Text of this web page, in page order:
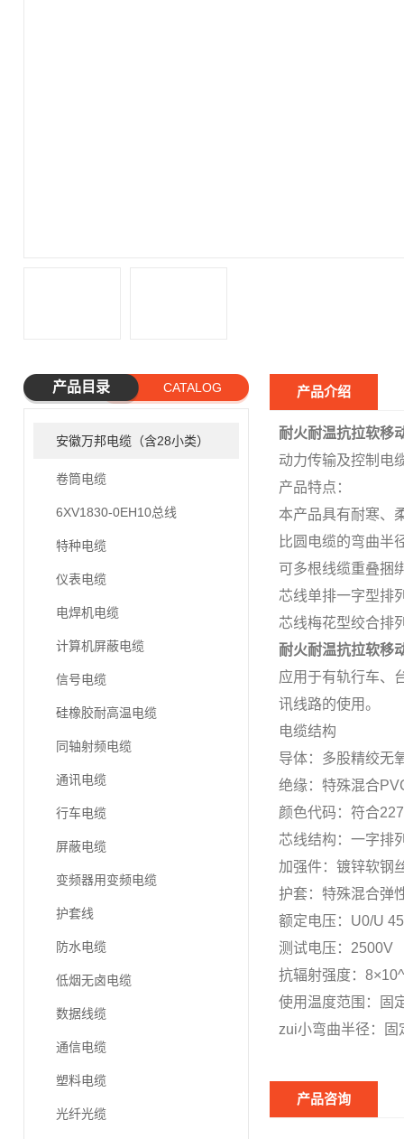
产品目录 CATALOG
安徽万邦电缆（含28小类）
卷筒电缆
6XV1830-0EH10总线
特种电缆
仪表电缆
电焊机电缆
计算机屏蔽电缆
信号电缆
硅橡胶耐高温电缆
同轴射频电缆
通讯电缆
行车电缆
屏蔽电缆
变频器用变频电缆
护套线
防水电缆
低烟无卤电缆
数据线缆
通信电缆
塑料电缆
光纤光缆
产品介绍
耐火耐温抗拉软移
动力传输及控制电
产品特点：
本产品具有耐寒、
比圆电缆的弯曲半
可多根线缆重叠捆
芯线单排一字型排
芯线梅花型绞合排
耐火耐温抗拉软移
应用于有轨行车、
讯线路的使用。
电缆结构
导体：多股精绞无
绝缘：特殊混合
颜色代码：符合
芯线结构：一字
加强件：镀锌软
护套：特殊混合
额定电压：U0/U
测试电压：
抗辐射强度：
使用温度范围：
zui小弯曲半径：
产品咨询